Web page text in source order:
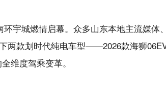
宇城燃情启幕。众多山东本地主流媒体
两款划时代纯电车型——2026款海狮
维度驾乘变革。